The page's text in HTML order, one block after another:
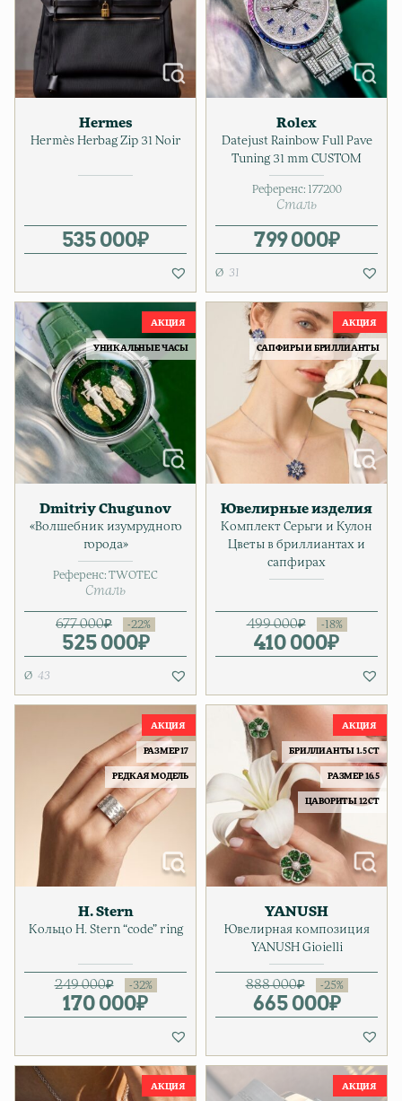
Hermes
Hermès Herbag Zip 31 Noir
535 000₽
Rolex
Datejust Rainbow Full Pave
Tuning 31 mm CUSTOM
Референс: 177200
Сталь
799 000₽
31
УНИКАЛЬНЫЕ ЧАСЫ
Dmitriy Chugunov
«Волшебник изумрудного
города»
Референс: TWOTEC
Сталь
677 000₽
Первоначальная цена
525 000₽
Текущая цена: 525 000₽.
43
САПФИРЫ И БРИЛЛИАНТЫ
Ювелирные изделия
Комплект Серьги и Кулон
Цветы в бриллиантах и
сапфирах
499 000₽
410 000₽
Текущая
РАЗМЕР 17
РЕДКАЯ МОДЕЛЬ
H. Stern
Кольцо H. Stern “code” ring
249 000₽
Первоначальная цена
170 000₽
Текущая цена: 170 000₽.
БРИЛЛИАНТЫ 1.5 CT
РАЗМЕР 16.5
ЦАВОРИТЫ 12 CT
YANUSH
Ювелирная композиция
YANUSH Gioielli
888 000₽
665 000₽
Текущая